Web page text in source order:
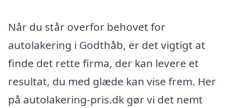
Når du står overfor behovet for
autolakering i Godthåb, er det vigtigt at
finde det rette firma, der kan levere et
resultat, du med glæde kan vise frem. Her
på autolakering-pris.dk gør vi det nemt